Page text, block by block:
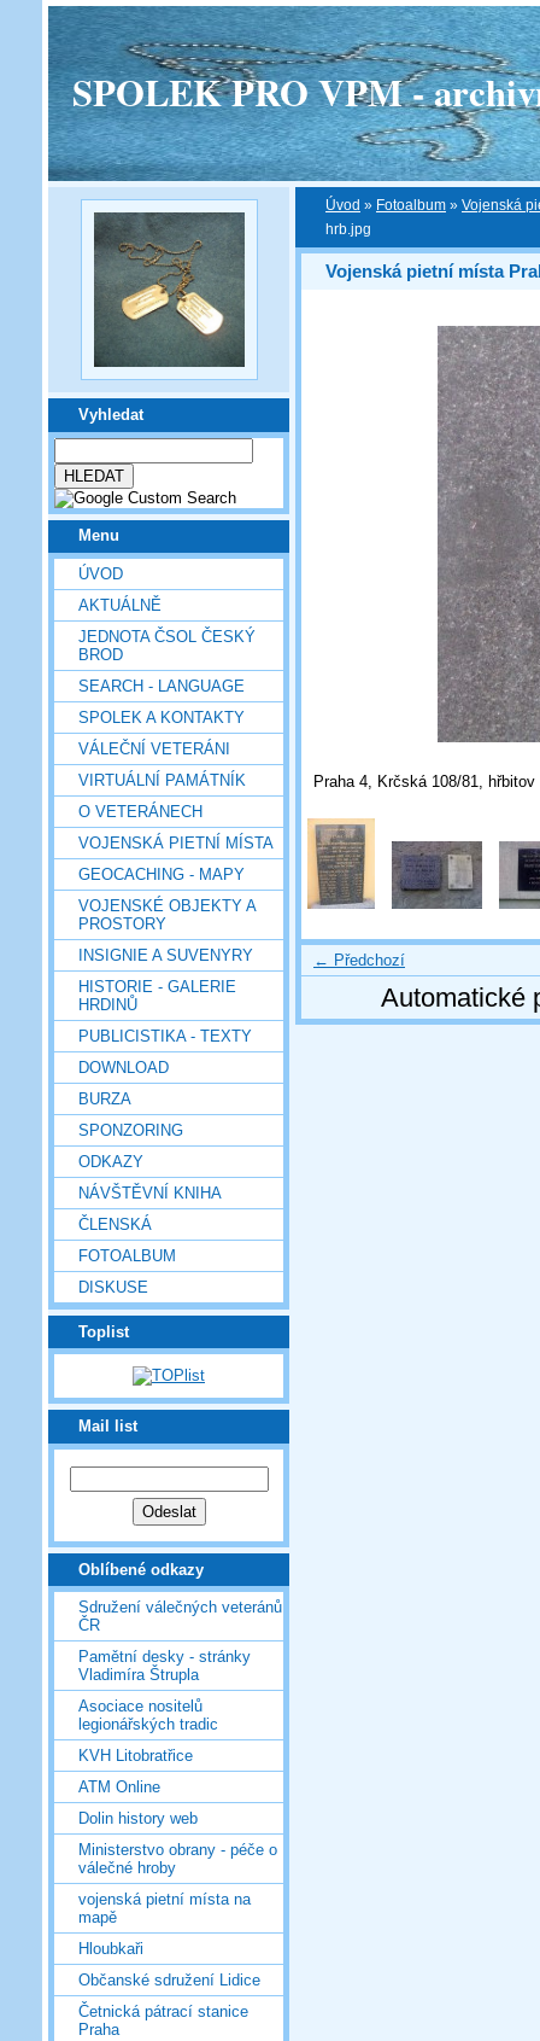
SPOLEK PRO VPM -
Vyhledat
Menu
ÚVOD
AKTUÁLNĚ
JEDNOTA ČSOL ČESKÝ
BROD
SEARCH - LANGUAGE
SPOLEK A KONTAKTY
VÁLEČNÍ VETERÁNI
VIRTUÁLNÍ PAMÁTNÍK
O VETERÁNECH
VOJENSKÁ PIETNÍ MÍSTA
GEOCACHING - MAPY
VOJENSKÉ OBJEKTY A
PROSTORY
INSIGNIE A SUVENYRY
HISTORIE - GALERIE
HRDINŮ
PUBLICISTIKA - TEXTY
DOWNLOAD
BURZA
SPONZORING
ODKAZY
NÁVŠTĚVNÍ KNIHA
ČLENSKÁ
FOTOALBUM
DISKUSE
Toplist
Mail list
Oblíbené odkazy
Sdružení válečných veteránů
ČR
Pamětní desky - stránky
Vladimíra Štrupla
Asociace nositelů
legionářských tradic
KVH Litobratřice
ATM Online
Dolin history web
Ministerstvo obrany - péče o
válečné hroby
vojenská pietní místa na
mapě
Hloubkaři
Občanské sdružení Lidice
Četnická pátrací stanice
Praha
Úvod » Fotoalbum » Vojenská
hrb.jpg
Vojenská pietní místa
Praha 4, Krčská 108/81,
← Předchozí
Automatické